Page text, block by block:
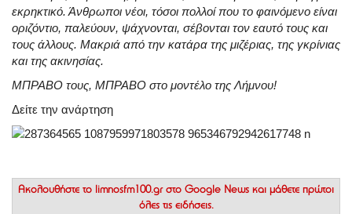
εκρηκτικό. Άνθρωποι νέοι, τόσοι πολλοί που το φαινόμενο είναι
οριζόντιο, παλεύουν, ψάχνονται, σέβονται τον εαυτό τους και
τους άλλους. Μακριά από την κατάρα της μιζέριας, της γκρίνιας
και της ακινησίας.
ΜΠΡΑΒΟ τους, ΜΠΡΑΒΟ στο μοντέλο της Λήμνου!
Δείτε την ανάρτηση
Ακολουθήστε το limnosfm100.gr στο Google News και μάθετε πρώτοι
όλες τις ειδήσεις.